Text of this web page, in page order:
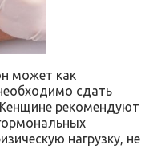
может как
сдать
рекомендуют
нагрузку, не